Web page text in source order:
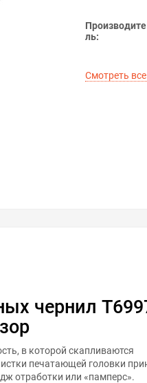
Производите
ль:
Смотреть
чернил
в которой скапливаются
печатающей головки
отработки или «памперс».